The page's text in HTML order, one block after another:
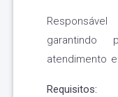
garantindo
atendimento
Requisitos: